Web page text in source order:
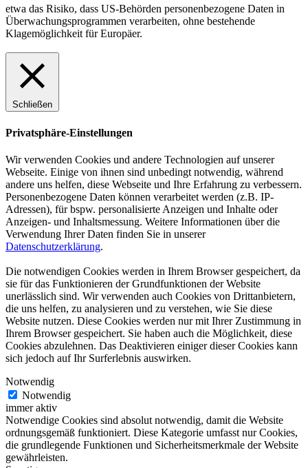
etwa das Risiko, dass US-Behörden personenbezogene Daten in
Überwachungsprogrammen verarbeiten, ohne bestehende
Klagemöglichkeit für Europäer.
Schließen
Privatsphäre-Einstellungen
Wir verwenden Cookies und andere Technologien auf unserer
Webseite. Einige von ihnen sind unbedingt notwendig, während
andere uns helfen, diese Webseite und Ihre Erfahrung zu verbessern.
Personenbezogene Daten können verarbeitet werden (z.B. IP-
Adressen), für bspw. personalisierte Anzeigen und Inhalte oder
Anzeigen- und Inhaltsmessung. Weitere Informationen über die
Verwendung Ihrer Daten finden Sie in unserer
Datenschutzerklärung.
Die notwendigen Cookies werden in Ihrem Browser gespeichert, da
sie für das Funktionieren der Grundfunktionen der Website
unerlässlich sind. Wir verwenden auch Cookies von Drittanbietern,
die uns helfen, zu analysieren und zu verstehen, wie Sie diese
Website nutzen. Diese Cookies werden nur mit Ihrer Zustimmung in
Ihrem Browser gespeichert. Sie haben auch die Möglichkeit, diese
Cookies abzulehnen. Das Deaktivieren einiger dieser Cookies kann
sich jedoch auf Ihr Surferlebnis auswirken.
Notwendig
Notwendig
immer aktiv
Notwendige Cookies sind absolut notwendig, damit die Website
ordnungsgemäß funktioniert. Diese Kategorie umfasst nur Cookies,
die grundlegende Funktionen und Sicherheitsmerkmale der Website
gewährleisten.